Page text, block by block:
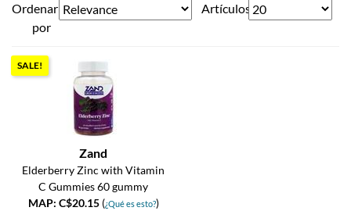
Ordenar
por
Artículos
SALE!
Zand
Elderberry Zinc with Vitamin
C Gummies 60 gummy
MAP: C$20.15 (¿Qué es esto?)